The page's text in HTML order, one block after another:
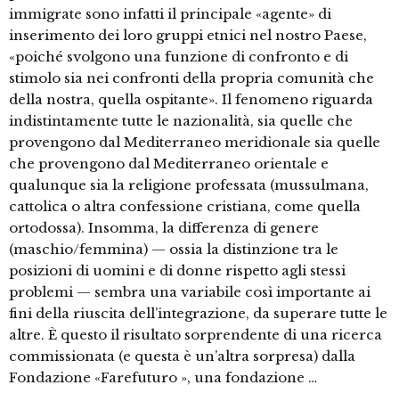
immigrate sono infatti il principale «agente» di
inserimento dei loro gruppi etnici nel nostro Paese,
«poiché svolgono una funzione di confronto e di
stimolo sia nei confronti della propria comunità che
della nostra, quella ospitante». Il fenomeno riguarda
indistintamente tutte le nazionalità, sia quelle che
provengono dal Mediterraneo meridionale sia quelle
che provengono dal Mediterraneo orientale e
qualunque sia la religione professata (mussulmana,
cattolica o altra confessione cristiana, come quella
ortodossa). Insomma, la differenza di genere
(maschio/femmina) — ossia la distinzione tra le
posizioni di uomini e di donne rispetto agli stessi
problemi — sembra una variabile così importante ai
fini della riuscita dell’integrazione, da superare tutte le
altre. È questo il risultato sorprendente di una ricerca
commissionata (e questa è un’altra sorpresa) dalla
Fondazione «Farefuturo », una fondazione …